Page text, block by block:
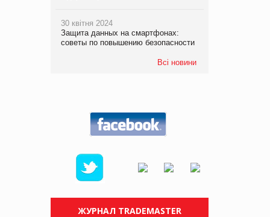
30 квітня 2024
Защита данных на смартфонах:
советы по повышению безопасности
Всі новини
ЖУРНАЛ TRADEMASTER